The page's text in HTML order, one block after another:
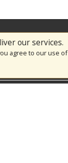
our services.
agree to our use of